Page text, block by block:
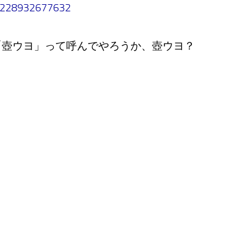
ウヨ」って呼んでやろうか、壺ウヨ？